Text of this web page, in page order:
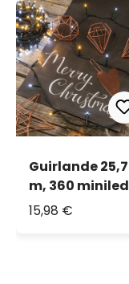
Guirlande 25,7
m, 360 miniled
blanc chaud et
15,98 €